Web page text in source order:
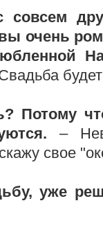
очень
Потому
–
свое
уже